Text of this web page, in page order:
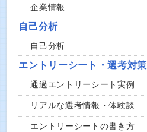
企業情報
自己分析
自己分析
エントリーシート・選考対策
通過エントリーシート実例
リアルな選考情報・体験談
エントリーシートの書き方